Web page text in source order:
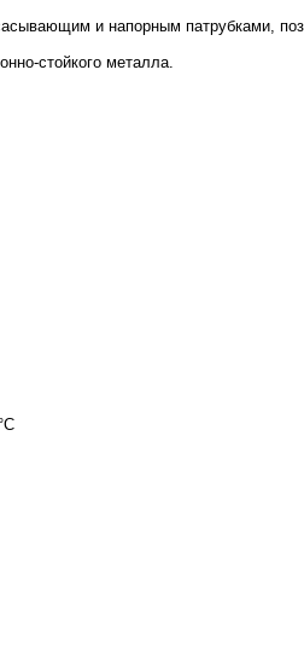
и напорным патрубками,
стойкого металла.